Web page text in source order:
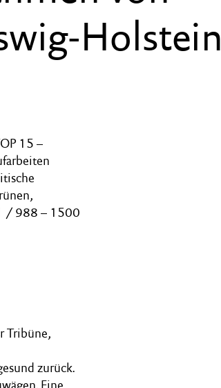
Holstein
15 –
/ 988 – 1500
Tribüne,
zurück.
Eine